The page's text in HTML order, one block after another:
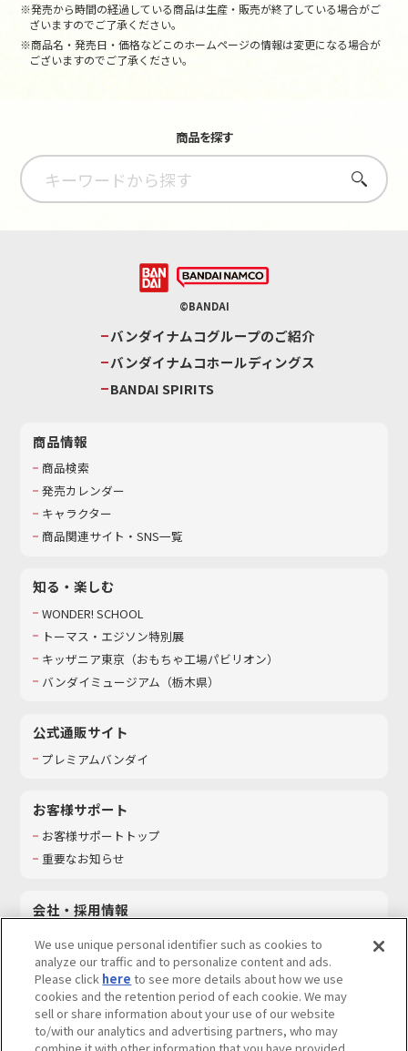
※発売から時間の経過している商品は生産・販売が終了している場合がご
ざいますのでご了承ください。
※商品名・発売日・価格などこのホームページの情報は変更になる場合が
ございますのでご了承ください。
商品を探す
さがす
©BANDAI
バンダイナムコグループのご紹介
バンダイナムコホールディングス
BANDAI SPIRITS
商品情報
商品検索
発売カレンダー
キャラクター
商品関連サイト・SNS一覧
知る・楽しむ
WONDER! SCHOOL
トーマス・エジソン特別展
キッザニア東京（おもちゃ工場パビリオン）​
バンダイミュージアム（栃木県）
公式通販サイト
プレミアムバンダイ
お客様サポート
お客様サポートトップ
重要なお知らせ
会社・採用情報
採用情報
サステナビリティ
お問い合わせ
We use unique personal identifier such as cookies to
analyze our traffic and to personalize content and ads.
Please click here to see more details about how we use
cookies and the retention period of each cookie. We may
sell or share information about your use of our website
to/with our analytics and advertising partners, who may